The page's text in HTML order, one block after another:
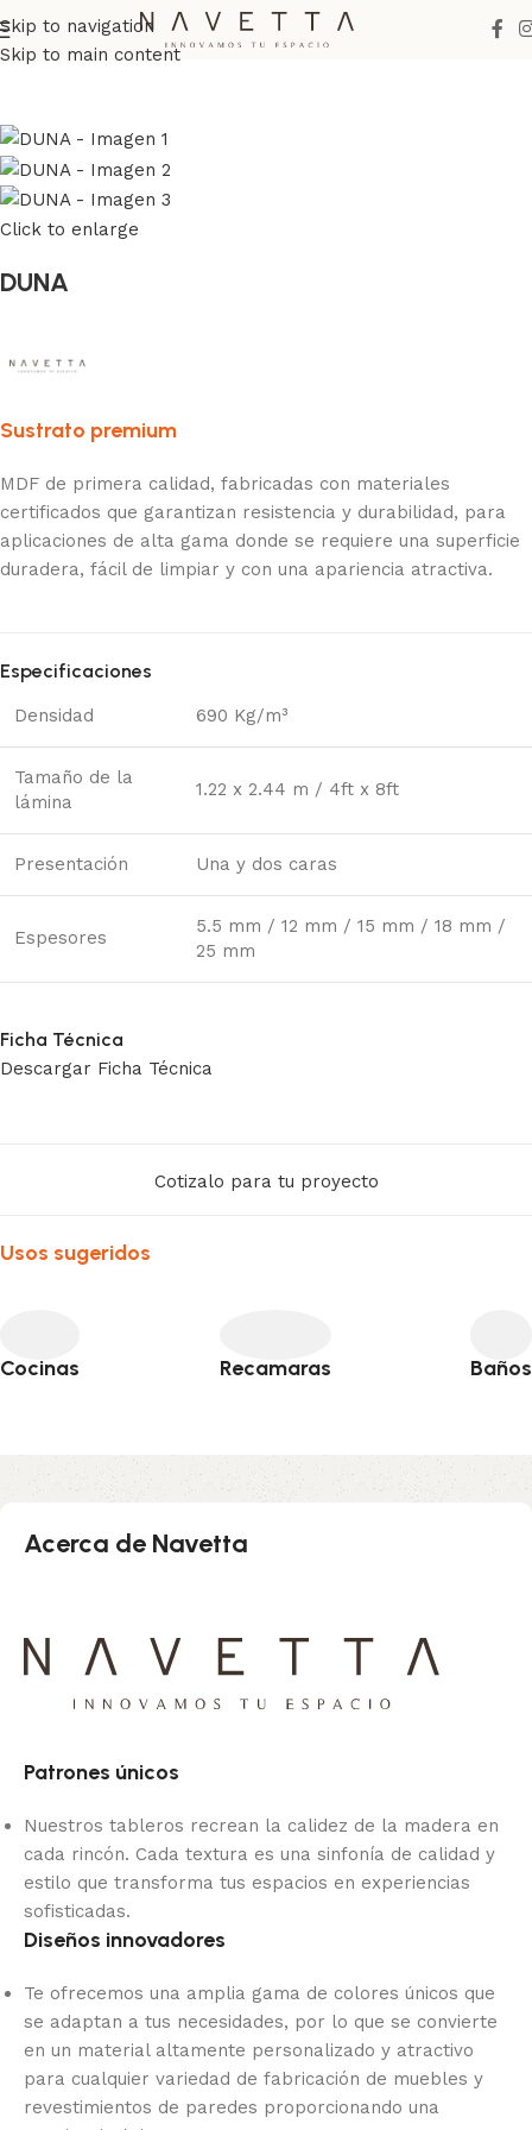
Skip to navigation
Skip to main content
Inicio Melaminas Navetta Maderados
Click to enlarge
DUNA
Sustrato premium
MDF de primera calidad, fabricadas con materiales
certificados que garantizan resistencia y durabilidad, para
aplicaciones de alta gama donde se requiere una superficie
duradera, fácil de limpiar y con una apariencia atractiva.
Especificaciones
Densidad 690 Kg/m³
Tamaño de la
lámina
1.22 x 2.44 m / 4ft x 8ft
Presentación Una y dos caras
Espesores
5.5 mm / 12 mm / 15 mm / 18 mm /
25 mm
Ficha Técnica
Descargar Ficha Técnica
Cotizalo para tu proyecto
Usos sugeridos
Cocinas Recamaras Baños
Acerca de Navetta
Patrones únicos
Nuestros tableros recrean la calidez de la madera en
cada rincón. Cada textura es una sinfonía de calidad y
estilo que transforma tus espacios en experiencias
sofisticadas.
Diseños innovadores
Te ofrecemos una amplia gama de colores únicos que
se adaptan a tus necesidades, por lo que se convierte
en un material altamente personalizado y atractivo
para cualquier variedad de fabricación de muebles y
revestimientos de paredes proporcionando una